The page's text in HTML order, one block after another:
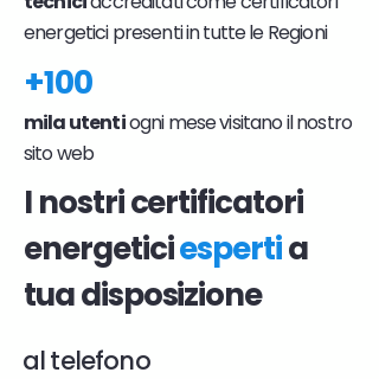
energetici presenti in tutte le Regioni
+100
mila utentiogni mese visitano il nostro
sito web
I nostri certificatori
energeticiespertia
tua disposizione
al telefono